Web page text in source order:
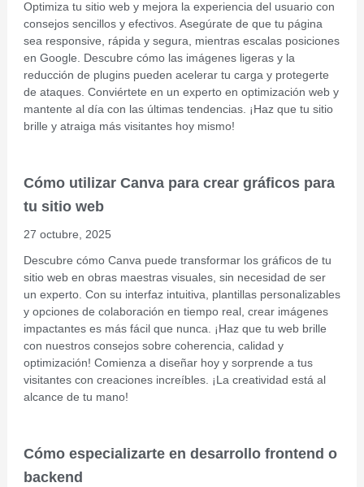
Optimiza tu sitio web y mejora la experiencia del usuario con
consejos sencillos y efectivos. Asegúrate de que tu página
sea responsive, rápida y segura, mientras escalas posiciones
en Google. Descubre cómo las imágenes ligeras y la
reducción de plugins pueden acelerar tu carga y protegerte
de ataques. Conviértete en un experto en optimización web y
mantente al día con las últimas tendencias. ¡Haz que tu sitio
brille y atraiga más visitantes hoy mismo!
Cómo utilizar Canva para crear gráficos para
tu sitio web
27 octubre, 2025
Descubre cómo Canva puede transformar los gráficos de tu
sitio web en obras maestras visuales, sin necesidad de ser
un experto. Con su interfaz intuitiva, plantillas personalizables
y opciones de colaboración en tiempo real, crear imágenes
impactantes es más fácil que nunca. ¡Haz que tu web brille
con nuestros consejos sobre coherencia, calidad y
optimización! Comienza a diseñar hoy y sorprende a tus
visitantes con creaciones increíbles. ¡La creatividad está al
alcance de tu mano!
Cómo especializarte en desarrollo frontend o
backend